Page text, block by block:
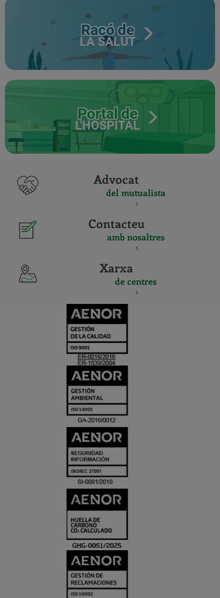
Racó de
LA SALUT
Portal de
L'HOSPITAL
Advocat
del mutualista
Contacteu
amb nosaltres
Xarxa
de centres
Y